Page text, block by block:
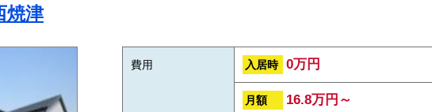
焼津
費用 入居時 0万円
月額 16.8万円～